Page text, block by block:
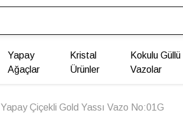
Yapay
Ağaçlar
Kristal
Ürünler
Kokulu Güllü
Vazolar
Yapay Çiçekli Gold Yassı Vazo No:01G